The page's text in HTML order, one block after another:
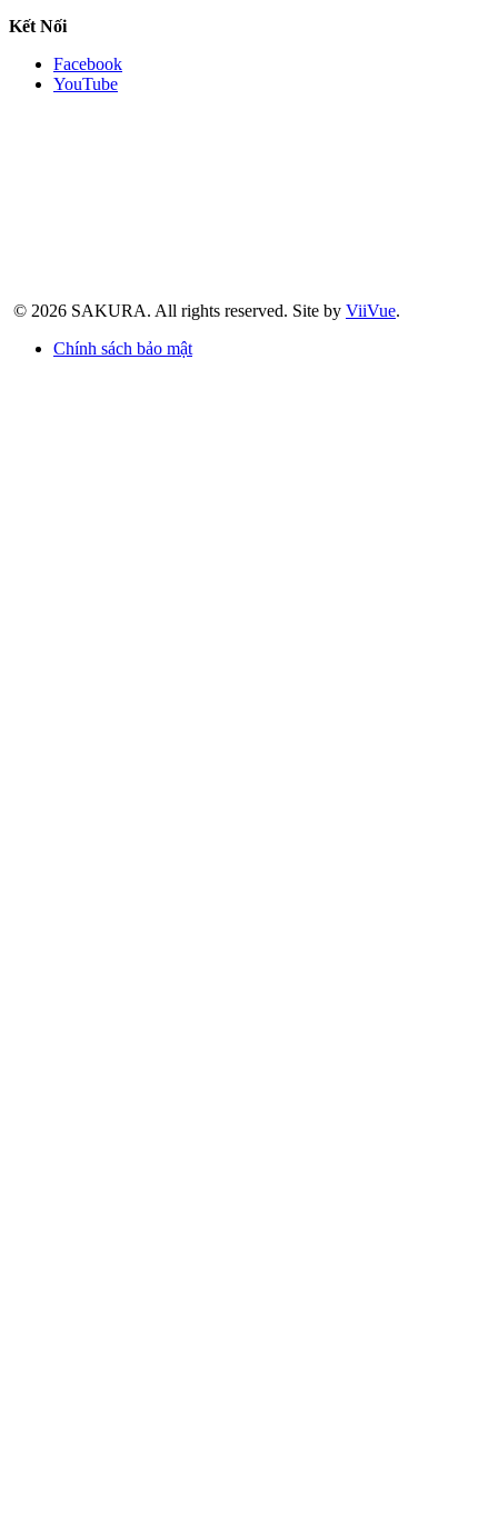
Kết Nối
Facebook
YouTube
© 2026 SAKURA. All rights reserved. Site by ViiVue.
Chính sách bảo mật